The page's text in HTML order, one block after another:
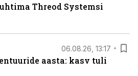
Threod Systemsi
06.08.26, 13:17
aasta: kasv tuli